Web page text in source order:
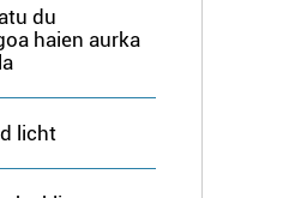
du
haien aurka
licht